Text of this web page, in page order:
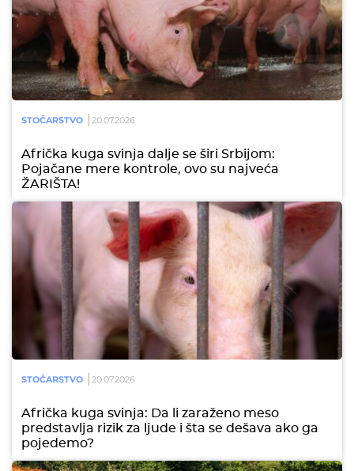
STOČARSTVO 20.07.2026
Afrička kuga svinja dalje se širi Srbijom:
Pojačane mere kontrole, ovo su najveća
ŽARIŠTA!
STOČARSTVO 20.07.2026
Afrička kuga svinja: Da li zaraženo meso
predstavlja rizik za ljude i šta se dešava ako ga
pojedemo?